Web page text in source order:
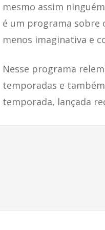
mesmo assim
é um programa sobre
menos imaginativa e
Nesse programa
temporadas e
temporada, lançada